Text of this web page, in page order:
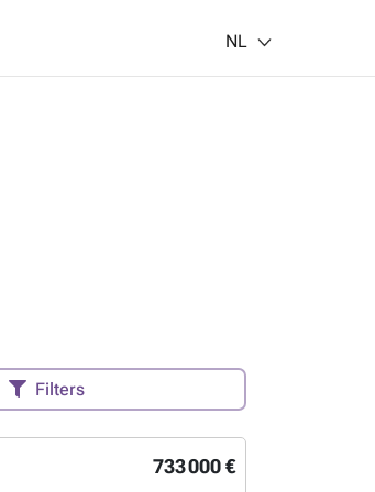
NL
Filters
733 000 €